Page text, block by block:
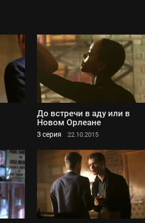
До встречи в аду или в
Новом Орлеане
3 серия 22.10.2015